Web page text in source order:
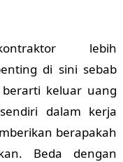
lebih
di sini sebab
keluar uang
dalam kerja
berapakah
Beda dengan